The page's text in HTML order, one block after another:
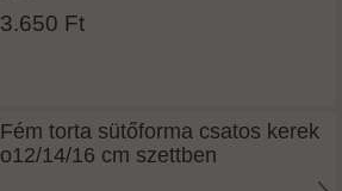
3.650 Ft
Fém torta sütőforma csatos kerek
o12/14/16 cm szettben